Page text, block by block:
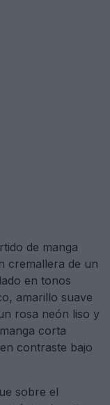
de manga
cremallera de un
en tonos
amarillo suave
rosa neón liso y
corta
contraste bajo
sobre el